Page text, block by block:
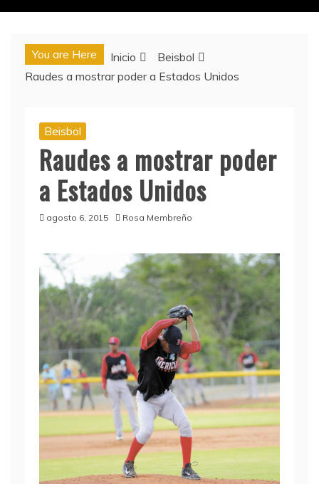
You are Here Inicio
Beisbol
Raudes a mostrar poder a Estados Unidos
Beisbol
Raudes a mostrar poder
a Estados Unidos
agosto 6, 2015 Rosa Membreño